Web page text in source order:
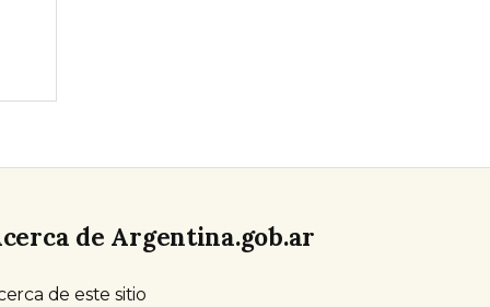
de Argentina.gob.ar
de este sitio